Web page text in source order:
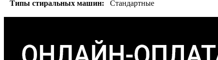
Типы стиральных машин: Стандартные